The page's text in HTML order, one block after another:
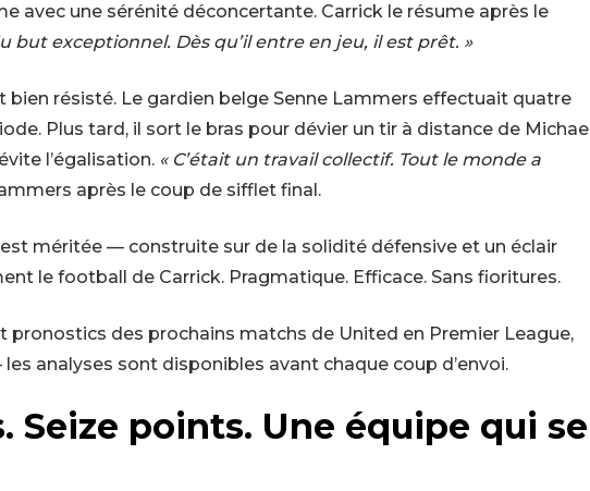
avec une sérénité déconcertante. Carrick le résume après le
but exceptionnel. Dès qu’il entre en jeu, il est prêt. »
bien résisté. Le gardien belge Senne Lammers effectuait quatre
Plus tard, il sort le bras pour dévier un tir à distance de Michael
l’égalisation. « C’était un travail collectif. Tout le monde a
après le coup de sifflet final.
est méritée — construite sur de la solidité défensive et un éclair
le football de Carrick. Pragmatique. Efficace. Sans fioritures.
pronostics des prochains matchs de United en Premier League,
analyses sont disponibles avant chaque coup d’envoi.
Seize points. Une équipe qui se